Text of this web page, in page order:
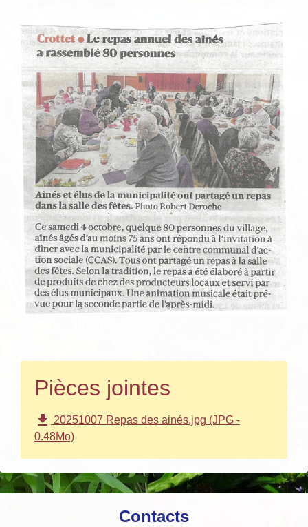
Pièces jointes
file_download 20251007 Repas des ainés.jpg (JPG -
0.48Mo)
Contacts